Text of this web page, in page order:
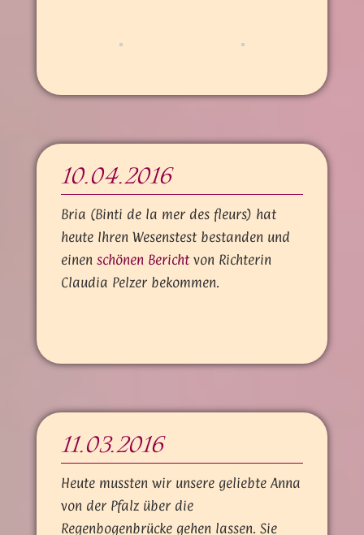
10.04.2016
Bria (Binti de la mer des fleurs) hat
heute Ihren Wesenstest bestanden und
einen schönen Berichtvon Richterin
Claudia Pelzer bekommen.
11.03.2016
Heute mussten wir unsere geliebte Anna
von der Pfalz über die
Regenbogenbrücke gehen lassen. Sie